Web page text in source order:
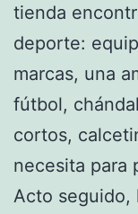
tienda
deporte:
marcas, una
fútbol,
cortos,
necesita para
Acto seguido,